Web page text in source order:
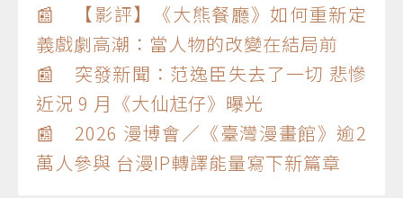
📰 【影評】《大熊餐廳》如何重新定
義戲劇高潮：當人物的改變在結局前
📰 突發新聞：范逸臣失去了一切 悲慘
近況 9 月《大仙尪仔》曝光
📰 2026 漫博會／《臺灣漫畫館》逾2
萬人參與 台漫IP轉譯能量寫下新篇章